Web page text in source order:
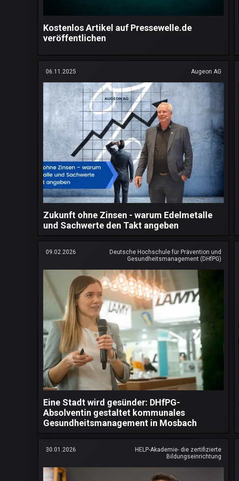
Kostenlos Artikel auf Pressewelle.de
veröffentlichen
06.11.2025 Augeon AG
Zukunft ohne Zinsen - warum Edelmetalle
und Sachwerte den Takt angeben
09.02.2026
Deutsche Hochschule für Prävention und
Gesundheitsmanagement (DHfPG)
Eine Stadt wird gesünder: DHfPG-
Absolventin gestaltet kommunales
Gesundheitsmanagement in Mosbach
30.01.2026
HELP-Akademie- die zertifizierte
Bildungseinrichtung